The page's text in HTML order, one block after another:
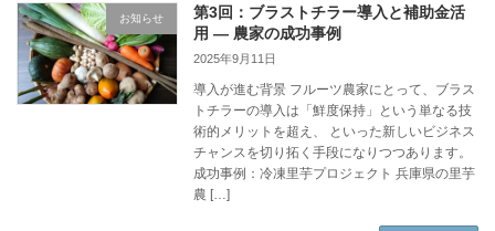
お知らせ
第3回：ブラストチラー導入と補助金活
用 ― 農家の成功事例
2025年9月11日
導入が進む背景 フルーツ農家にとって、ブラス
トチラーの導入は「鮮度保持」という単なる技
術的メリットを超え、 といった新しいビジネス
チャンスを切り拓く手段になりつつあります。
成功事例：冷凍里芋プロジェクト 兵庫県の里芋
農 […]